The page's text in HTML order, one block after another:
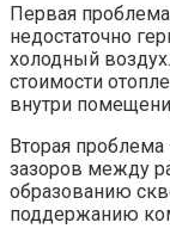
Первая проблема
недостаточно
холодный
стоимости
внутри
Вторая
зазоров между
образованию
поддержанию